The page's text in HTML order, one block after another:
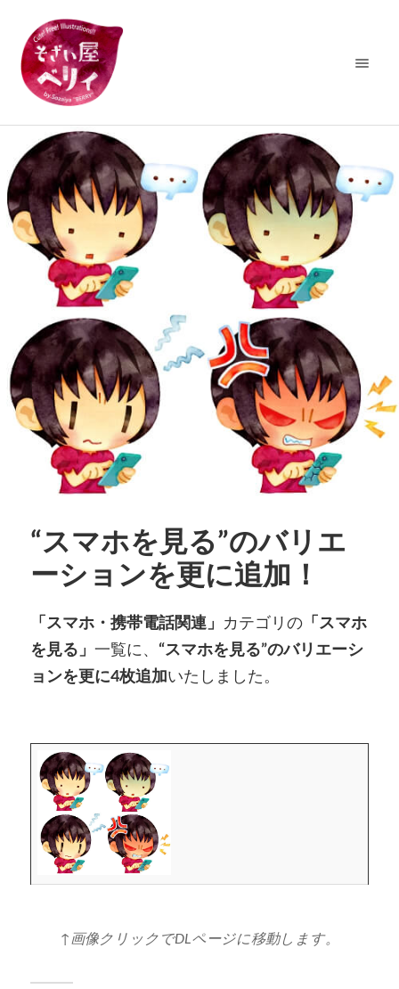
“スマホを見る”のバリエ
ーションを更に追加！
「スマホ・携帯電話関連」 カテゴリの「スマホ
を見る」 一覧に、 “スマホを見る”のバリエーシ
ョンを更に4枚追加いたしました。
↑画像クリックでDLページに移動します。